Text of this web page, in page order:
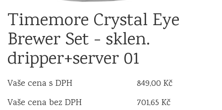
Timemore Crystal Eye
Brewer Set - sklen.
dripper+server 01
Vaše cena s DPH
849,00 Kč
Vaše cena bez DPH
701,65 Kč